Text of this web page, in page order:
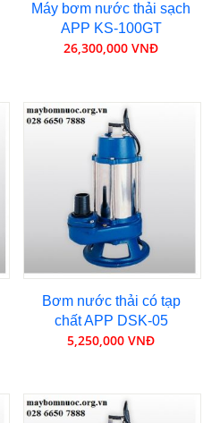
Máy bơm nước thải sạch
APP KS-100GT
26,300,000 VNĐ
Bơm nước thải có tạp
chất APP DSK-05
5,250,000 VNĐ